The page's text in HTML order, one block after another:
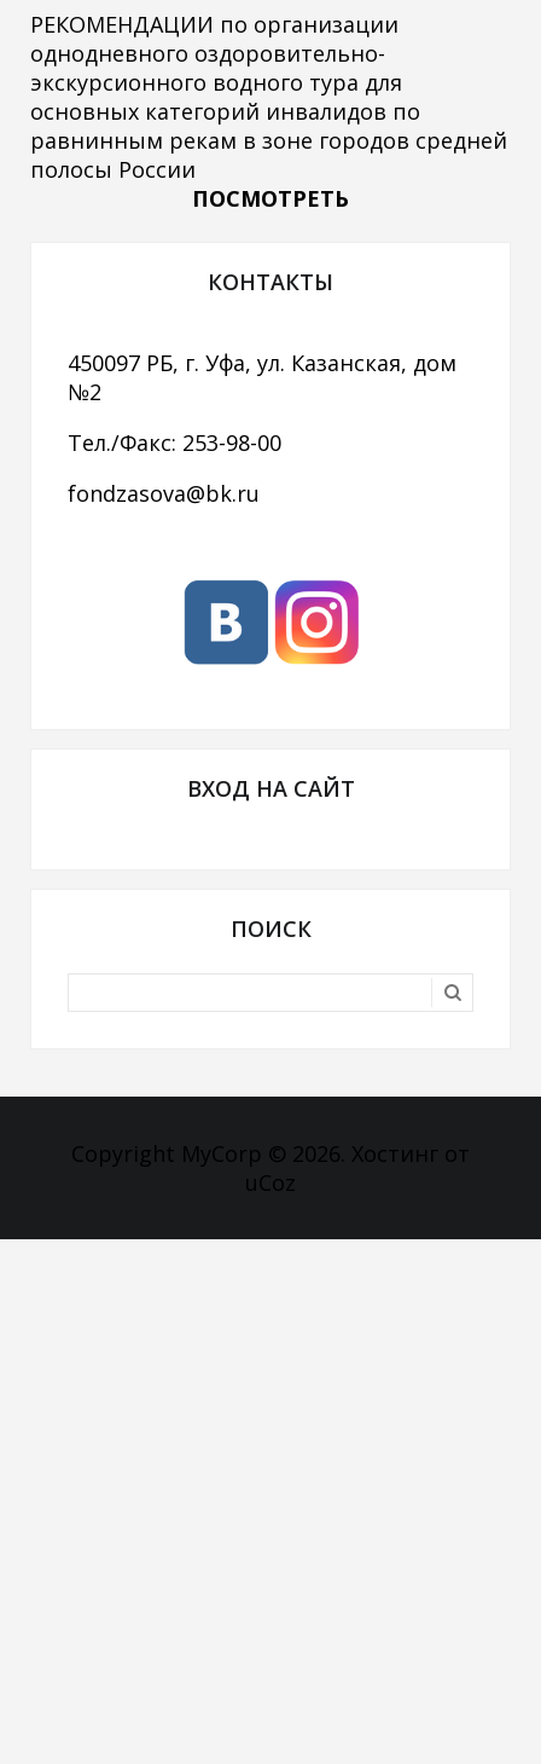
РЕКОМЕНДАЦИИ по организации
однодневного оздоровительно-
экскурсионного водного тура для
основных категорий инвалидов по
равнинным рекам в зоне городов средней
полосы России
ПОСМОТРЕТЬ
КОНТАКТЫ
450097 РБ, г. Уфа, ул. Казанская, дом
№2
Тел./Факс: 253-98-00
fondzasova@bk.ru
ВХОД НА САЙТ
ПОИСК
Copyright MyCorp © 2026. Хостинг от
uCoz